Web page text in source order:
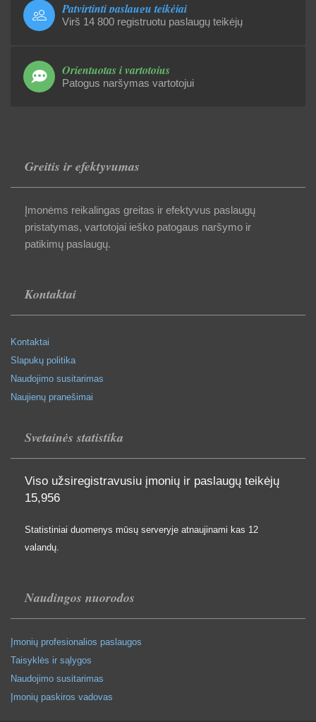
Patvirtinti paslaugų teikėjai
Virš 14 800 registruotu paslaugų teikėjų
Orientuotas į vartotojus
Patogus naršymas vartotojui
Greitis ir efektyvumas
Įmonėms reikalingas greitas ir efektyvus paslaugų
pristatymas, vartotojai ieško patogaus naršymo ir
patikimų paslaugų.
Kontaktai
Kontaktai
Slapukų politika
Naudojimo susitarimas
Naujienų pranešimai
Svetainės statistika
Viso užsiregistravusiu įmonių ir paslaugų teikėjų
15,956
Statistiniai duomenys mūsų serveryje atnaujinami kas 12
valandų.
Naudingos nuorodos
Įmonių profesionalios paslaugos
Taisyklės ir sąlygos
Naudojimo susitarimas
Įmonių paskiros vadovas